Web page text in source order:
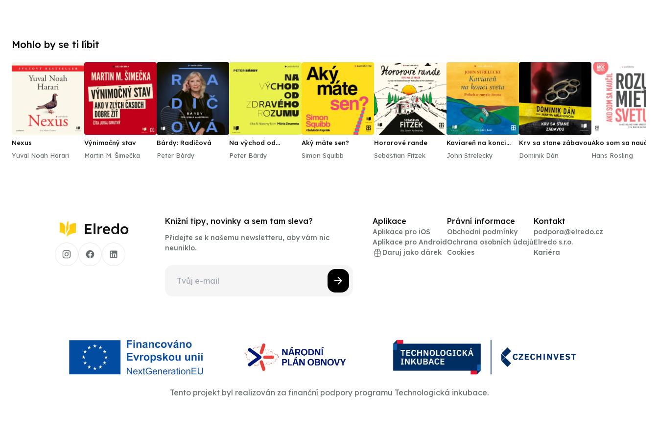
Mohlo by se ti líbit
Nexus
Yuval Noah Harari
Výnimočný stav
Martin M. Šimečka
Bárdy: Radičová
Peter Bárdy
Na východ od
Peter Bárdy
Aký máte sen?
Simon Squibb
Hororové rande
Sebastian Fitzek
Kaviareň na konci
John Strelecky
Krv sa stane zábavou
Dominik Dán
Ako som sa naučil
Hans Rosling
Knižní tipy, novinky a sem tam sleva?
Přidejte se k našemu newsletteru, aby vám nic
neuniklo.
Aplikace
Aplikace pro iOS
Aplikace pro Android
Daruj jako dárek
Právní informace
Obchodní podmínky
Ochrana osobních údajů
Cookies
Kontakt
podpora@elredo.cz
Elredo s.r.o.
Kariéra
Tento projekt byl realizován za finanční podpory programu Technologická inkubace.